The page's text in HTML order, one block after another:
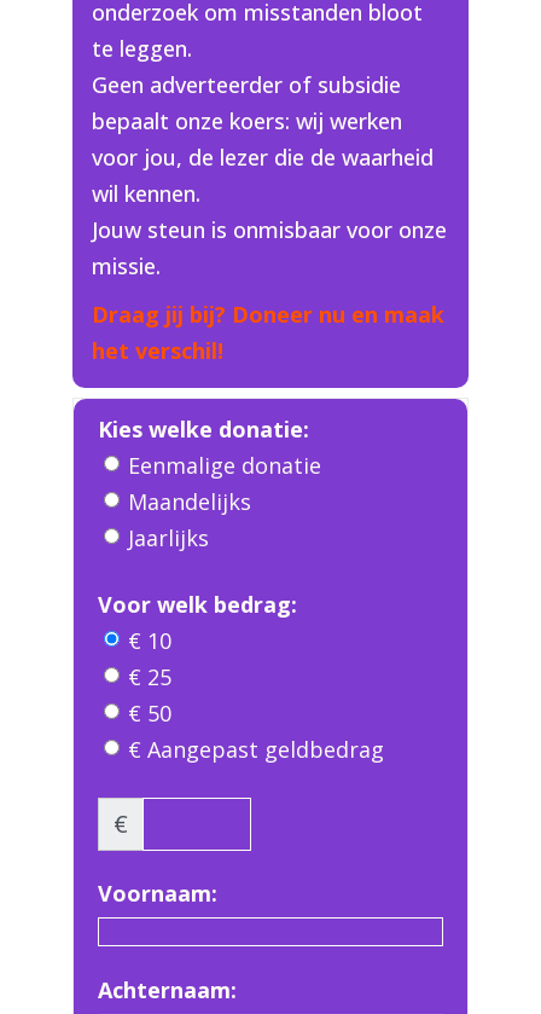
onderzoek om misstanden bloot
te leggen.
Geen adverteerder of subsidie
bepaalt onze koers: wij werken
voor jou, de lezer die de waarheid
wil kennen.
Jouw steun is onmisbaar voor onze
missie.
Draag jij bij? Doneer nu en maak
het verschil!
Kies welke donatie:
Eenmalige donatie
Maandelijks
Jaarlijks
Voor welk bedrag:
€ 10
€ 25
€ 50
€ Aangepast geldbedrag
€
Voornaam:
Achternaam: